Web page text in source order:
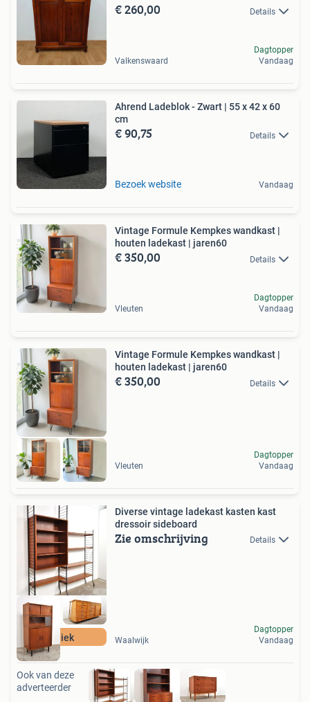
€ 260,00 Details
Valkenswaard
Dagtopper
Vandaag
Ahrend Ladeblok - Zwart | 55 x 42 x 60
cm
€ 90,75 Details
Bezoek website Vandaag
Vintage Formule Kempkes wandkast |
houten ladekast | jaren60
€ 350,00 Details
Vleuten
Dagtopper
Vandaag
Vintage Formule Kempkes wandkast |
houten ladekast | jaren60
€ 350,00 Details
Vleuten
Dagtopper
Vandaag
Uniek
Diverse vintage ladekast kasten kast
dressoir sideboard
Zie omschrijving Details
Waalwijk
Dagtopper
Vandaag
Ook van deze
adverteerder